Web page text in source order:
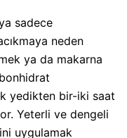
sadece
neden
ya da makarna
yedikten bir-iki saat
Yeterli ve dengeli
uygulamak